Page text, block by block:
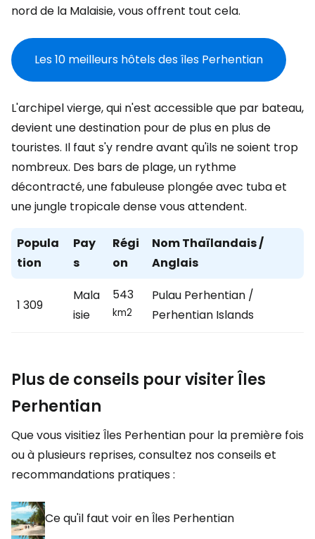
nord de la Malaisie, vous offrent tout cela.
Les 10 meilleurs hôtels des îles Perhentian
L'archipel vierge, qui n'est accessible que par bateau,
devient une destination pour de plus en plus de
touristes. Il faut s'y rendre avant qu'ils ne soient trop
nombreux. Des bars de plage, un rythme
décontracté, une fabuleuse plongée avec tuba et
une jungle tropicale dense vous attendent.
Popula
tion
Pay
s
Régi
on
Nom Thaïlandais /
Anglais
1 309
Mala
isie
543
km2
Pulau Perhentian /
Perhentian Islands
Plus de conseils pour visiter Îles
Perhentian
Que vous visitiez Îles Perhentian pour la première fois
ou à plusieurs reprises, consultez nos conseils et
recommandations pratiques :
Ce qu'il faut voir en Îles Perhentian